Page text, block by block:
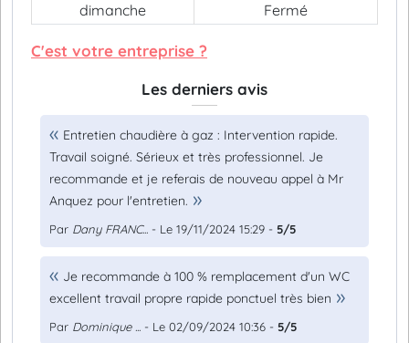
dimanche
Fermé
C'est votre entreprise ?
Les derniers avis
Entretien chaudière à gaz : Intervention rapide.
Travail soigné. Sérieux et très professionnel. Je
recommande et je referais de nouveau appel à Mr
Anquez pour l'entretien.
Par Dany FRANC... - Le 19/11/2024 15:29 - 5/5
Je recommande à 100 % remplacement d'un WC
excellent travail propre rapide ponctuel très bien
Par Dominique ... - Le 02/09/2024 10:36 - 5/5